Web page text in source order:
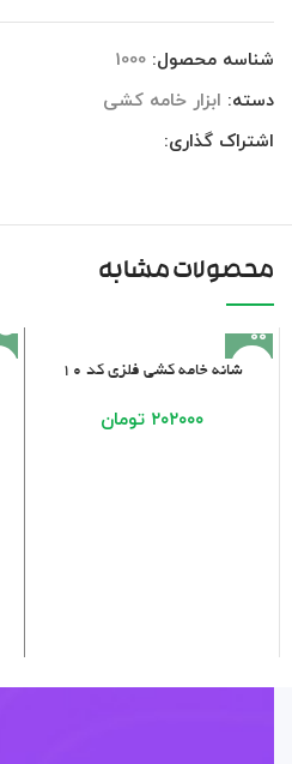
شناسه محصول: 1000
دسته: ابزار خامه کشی
اشتراک گذاری:
محصولات مشابه
شانه خامه کشی فلزی کد ۱۰
۲۰۲۰۰۰ تومان